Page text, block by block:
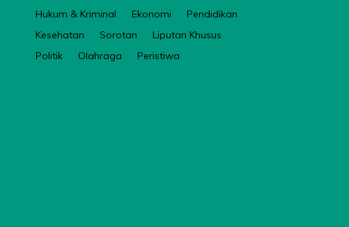
Hukum & Kriminal Ekonomi
Pendidikan
Kesehatan
Sorotan
Liputan Khusus
Politik
Olahraga Peristiwa